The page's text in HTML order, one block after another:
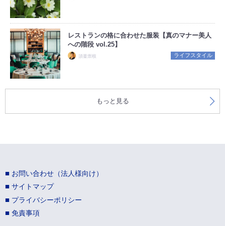
レストランの格に合わせた服装【真のマナー美人
への階段 vol.25】
須釜崇枝 ライフスタイル
もっと見る
お問い合わせ（法人様向け）
サイトマップ
プライバシーポリシー
免責事項